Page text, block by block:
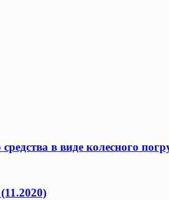
в виде колесного